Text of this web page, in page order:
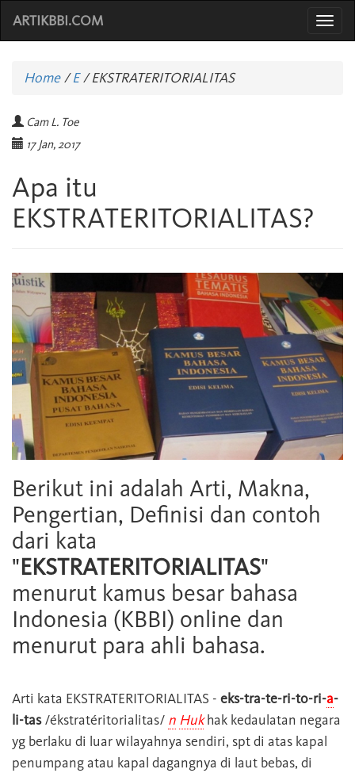
ARTIKBBI.COM
Home/E /EKSTRATERITORIALITAS
Cam L. Toe
17 Jan, 2017
Apa itu
EKSTRATERITORIALITAS?
Berikut ini adalah Arti, Makna,
Pengertian, Definisi dan contoh
dari kata
"EKSTRATERITORIALITAS"
menurut kamus besar bahasa
Indonesia (KBBI) online dan
menurut para ahli bahasa.
Arti kata EKSTRATERITORIALITAS - eks-tra-te-ri-to-ri-a-
li-tas/ékstratéritorialitas/ n Hukhak kedaulatan negara
yg berlaku di luar wilayahnya sendiri, spt di atas kapal
penumpang atau kapal dagangnya di laut bebas, di